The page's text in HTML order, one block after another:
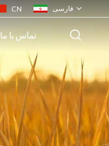
CN فارسی
English
français
русский
español
português
تماس با ما